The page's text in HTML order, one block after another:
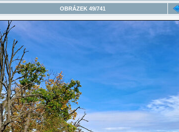
OBRÁZEK 49/741